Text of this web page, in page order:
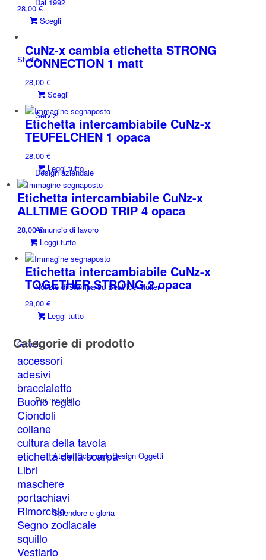
Studio
Servizi
Design aziendale
Annuncio di lavoro
Notizie di stampa su Beatrice Müller
Gioielli
Per marchi
Atelier Schmuck Design Oggetti
Splendore e gloria
28,00€
Scegli
più
varianti.
possono
essere
scelte
nella
del
prodotto
CuNz-x cambia etichetta STRONG
CONNECTION 1 matt
28,00€
Scegli
prodotto
ha
più
varianti.
opzioni
possono
essere
scelte
nella
pagina
prodotto
Etichetta intercambiabile CuNz-x
TEUFELCHEN 1 opaca
28,00€
Leggi tutto
Etichetta intercambiabile CuNz-x
ALLTIME GOOD TRIP 4 opaca
28,00€
Leggi tutto
Etichetta intercambiabile CuNz-x
TOGETHER STRONG 2 opaca
28,00€
Leggi tutto
Categorie di prodotto
accessori
adesivi
braccialetto
Buono regalo
Ciondoli
collane
cultura della tavola
etichetta della scarpa
Libri
maschere
portachiavi
Rimorchio
Segno zodiacale
squillo
Vestiario